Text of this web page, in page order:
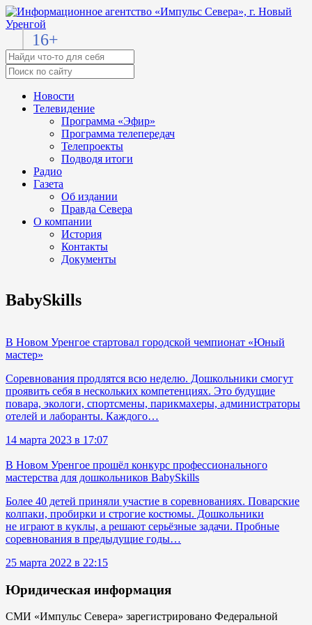
16+
Новости
Телевидение
Программа «Эфир»
Программа телепередач
Телепроекты
Подводя итоги
Радио
Газета
Об издании
Правда Севера
О компании
История
Контакты
Документы
BabySkills
В Новом Уренгое стартовал городской чемпионат «Юный
мастер»
Соревнования продлятся всю неделю. Дошкольники смогут
проявить себя в нескольких компетенциях. Это будущие
повара, экологи, спортсмены, парикмахеры, администраторы
отелей и лаборанты. Каждого…
14 марта 2023 в 17:07
В Новом Уренгое прошёл конкурс профессионального
мастерства для дошкольников BabySkills
Более 40 детей приняли участие в соревнованиях. Поварские
колпаки, пробирки и строгие костюмы. Дошкольники
не играют в куклы, а решают серьёзные задачи. Пробные
соревнования в предыдущие годы…
25 марта 2022 в 22:15
Юридическая информация
СМИ «Импульс Севера» зарегистрировано Федеральной